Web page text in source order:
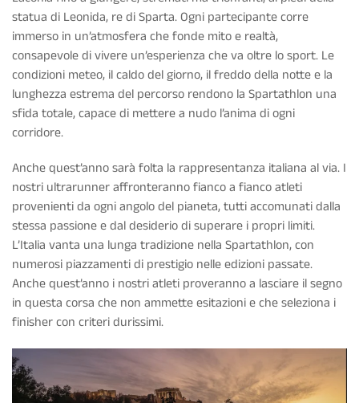
statua di Leonida, re di Sparta. Ogni partecipante corre
immerso in un’atmosfera che fonde mito e realtà,
consapevole di vivere un’esperienza che va oltre lo sport. Le
condizioni meteo, il caldo del giorno, il freddo della notte e la
lunghezza estrema del percorso rendono la Spartathlon una
sfida totale, capace di mettere a nudo l’anima di ogni
corridore.
Anche quest’anno sarà folta la rappresentanza italiana al via. I
nostri ultrarunner affronteranno fianco a fianco atleti
provenienti da ogni angolo del pianeta, tutti accomunati dalla
stessa passione e dal desiderio di superare i propri limiti.
L’Italia vanta una lunga tradizione nella Spartathlon, con
numerosi piazzamenti di prestigio nelle edizioni passate.
Anche quest’anno i nostri atleti proveranno a lasciare il segno
in questa corsa che non ammette esitazioni e che seleziona i
finisher con criteri durissimi.